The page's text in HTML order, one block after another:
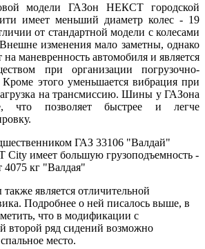
модели ГАЗон НЕКСТ городской
имеет меньший диаметр колес - 19
от стандартной модели с колесами
изменения мало заметны, однако
на маневренность автомобиля и является
при организации погрузочно-
Кроме этого уменьшается вибрация при
на трансмиссию. Шины у ГАЗона
что позволяет быстрее и легче
ГАЗ 33106 "Валдай"
имеет большую грузоподъемность -
4075 кг "Валдая"
является отличительной
Подробнее о ней писалось выше, в
что в модификации с
второй ряд сидений возможно
место.